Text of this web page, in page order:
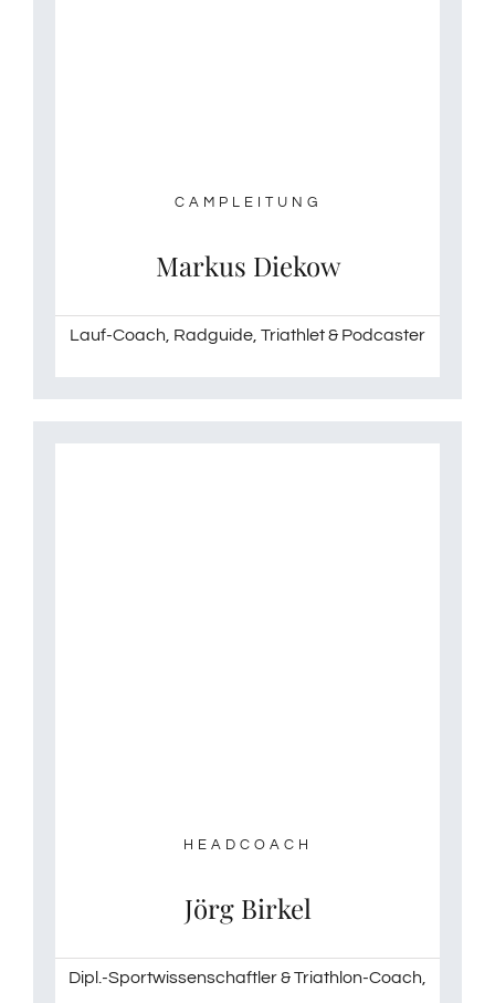
CAMPLEITUNG
Markus Diekow
Lauf-Coach, Radguide, Triathlet & Podcaster
HEADCOACH
Jörg Birkel
Dipl.-Sportwissenschaftler & Triathlon-Coach,